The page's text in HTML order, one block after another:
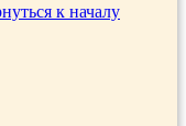
к началу